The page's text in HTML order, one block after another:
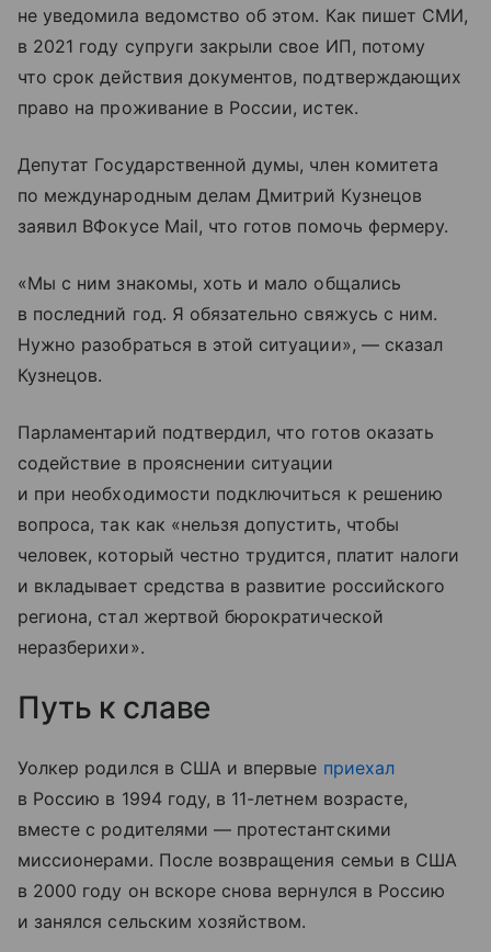
не уведомила ведомство об этом. Как пишет СМИ,
в 2021 году супруги закрыли свое ИП, потому
что срок действия документов, подтверждающих
право на проживание в России, истек.
Депутат Государственной думы, член комитета
по международным делам Дмитрий Кузнецов
заявил ВФокусе Mail, что готов помочь фермеру.
«Мы с ним знакомы, хоть и мало общались
в последний год. Я обязательно свяжусь с ним.
Нужно разобраться в этой ситуации», — сказал
Кузнецов.
Парламентарий подтвердил, что готов оказать
содействие в прояснении ситуации
и при необходимости подключиться к решению
вопроса, так как «нельзя допустить, чтобы
человек, который честно трудится, платит налоги
и вкладывает средства в развитие российского
региона, стал жертвой бюрократической
неразберихи».
Путь к славе
Уолкер родился в США и впервые приехал
в Россию в 1994 году, в 11-летнем возрасте,
вместе с родителями — протестантскими
миссионерами. После возвращения семьи в США
в 2000 году он вскоре снова вернулся в Россию
и занялся сельским хозяйством.